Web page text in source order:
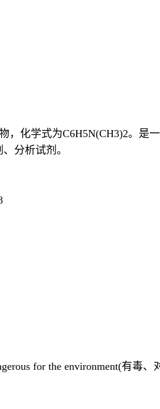
化学式为C6H5N(CH3)2。是
分析试剂。
for the environment(有毒、